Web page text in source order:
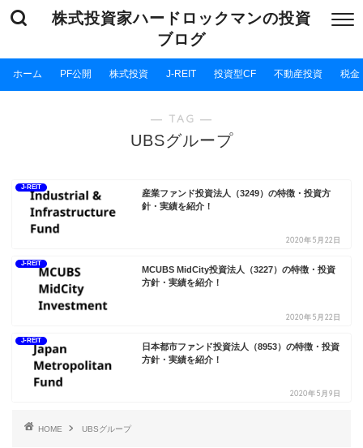
株式投資家ハードロックマンの投資
ブログ
ホーム PF公開 株式投資 J-REIT 投資型CF 不動産投資 税金
― TAG ―
UBSグループ
J-REIT
産業ファンド投資法人（3249）の特徴・投資方
針・実績を紹介！
2020年5月22日
J-REIT
MCUBS MidCity投資法人（3227）の特徴・投資
方針・実績を紹介！
2020年5月22日
J-REIT
日本都市ファンド投資法人（8953）の特徴・投資
方針・実績を紹介！
2020年5月9日
HOME UBSグループ